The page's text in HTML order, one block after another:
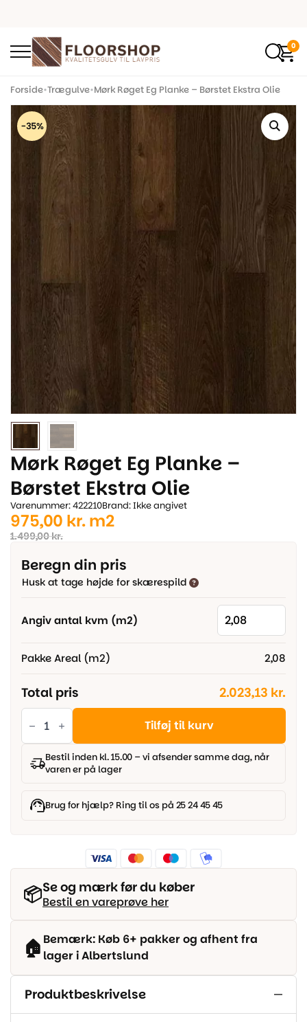
0
Forside•Trægulve•Mørk Røget Eg Planke – Børstet Ekstra Olie
-35%
Mørk Røget Eg Planke –
Børstet Ekstra Olie
Varenummer: 422210Brand: Ikke angivet
1.499,00kr.
Den
oprindelige
pris
var:
975,00 kr.
Den
aktuelle
pris
er:
m2
Beregn din pris
Husk at tage højde for skærespild
Angiv antal kvm (m2)
Pakke Areal (m2) 2,08
Total pris 2.023,13 kr.
Mørk
Røget
Planke
Børstet
Ekstra
Tilføj til kurv
Bestil inden kl. 15.00 – vi afsender samme dag, når
varen er på lager
Brug for hjælp? Ring til os på 25 24 45 45
📦Se og mærk før du køber
Bestil en vareprøve her
🏠 Bemærk: Køb 6+ pakker og afhent fra
lager i Albertslund
Produktbeskrivelse